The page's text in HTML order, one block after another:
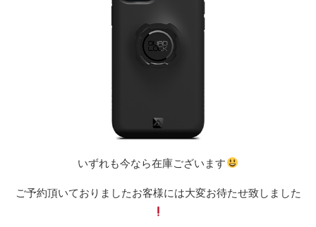
いずれも今なら在庫ございます
ご予約頂いておりましたお客様には大変お待たせ致しました